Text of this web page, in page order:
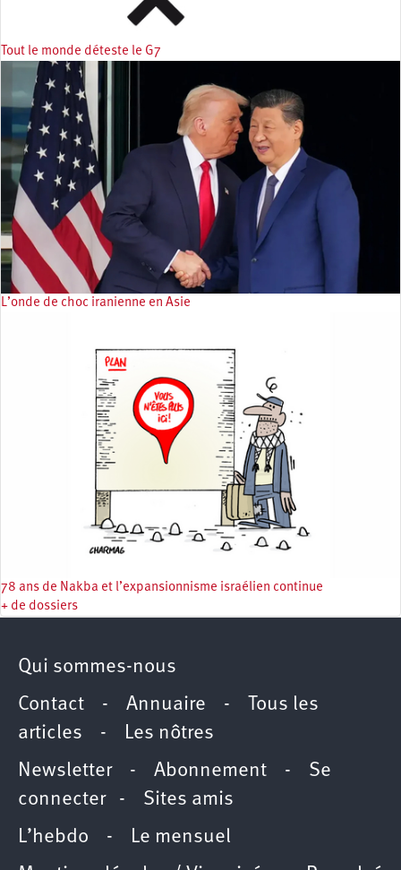
Tout le monde déteste le G7
L’onde de choc iranienne en Asie
78 ans de Nakba et l’expansionnisme israélien continue
+ de dossiers
Qui sommes-nous
Contact - Annuaire -
Tous les
articles - Les nôtres
Newsletter- Abonnement - Se
connecter- Sites amis
L’hebdo - Le mensuel